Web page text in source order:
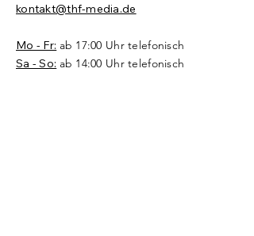
kontakt@thf-media.de
Mo - Fr: ab 17:00 Uhr telefonisch
Sa - So: ab 14:00 Uhr telefonisch